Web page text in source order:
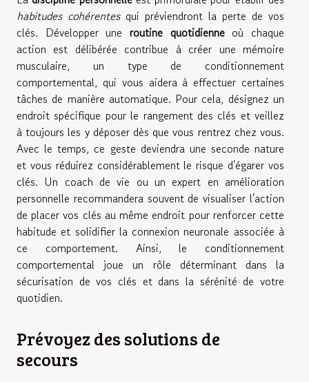
habitudes cohérentesqui préviendront la perte de vos
clés. Développer une routine quotidienneoù chaque
action est délibérée contribue à créer une mémoire
musculaire, un type de conditionnement
comportemental, qui vous aidera à effectuer certaines
tâches de manière automatique. Pour cela, désignez un
endroit spécifique pour le rangement des clés et veillez
à toujours les y déposer dès que vous rentrez chez vous.
Avec le temps, ce geste deviendra une seconde nature
et vous réduirez considérablement le risque d'égarer vos
clés. Un coach de vie ou un expert en amélioration
personnelle recommandera souvent de visualiser l'action
de placer vos clés au même endroit pour renforcer cette
habitude et solidifier la connexion neuronale associée à
ce comportement. Ainsi, le conditionnement
comportemental joue un rôle déterminant dans la
sécurisation de vos clés et dans la sérénité de votre
quotidien.
Prévoyez des solutions de
secours